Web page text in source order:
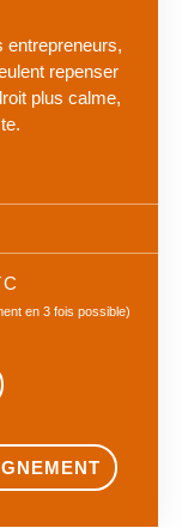
entrepreneurs,
repenser
plus calme,
en 3 fois possible)